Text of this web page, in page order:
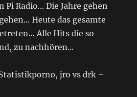
Pi Radio… Die Jahre gehen
Heute das gesamte
Alle Hits die so
zu nachhören…
jro vs drk –